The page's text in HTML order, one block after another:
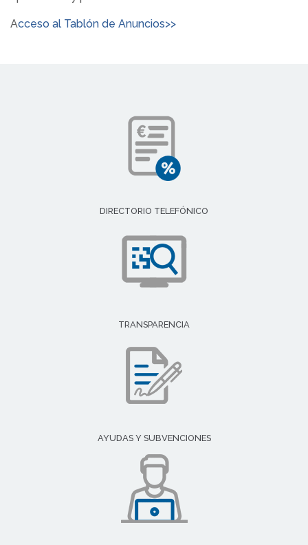
Acceso al Tablón de Anuncios>>
DIRECTORIO TELEFÓNICO
TRANSPARENCIA
AYUDAS Y SUBVENCIONES